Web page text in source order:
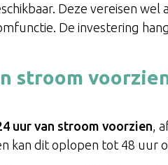
Deze vereisen wel
De investering
stroom
uur van stroom voorzien ,
kan dit oplopen tot 48 uur